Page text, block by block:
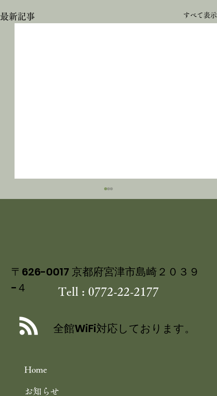
最新記事 すべて表示
／舞鶴引揚記念館 企画展「ウズベキス
Home
お知らせ
〒626-0017 京都府宮津市島崎２０３９
−４
Tell : 0772-22-2177
全館WiFi対応しております。